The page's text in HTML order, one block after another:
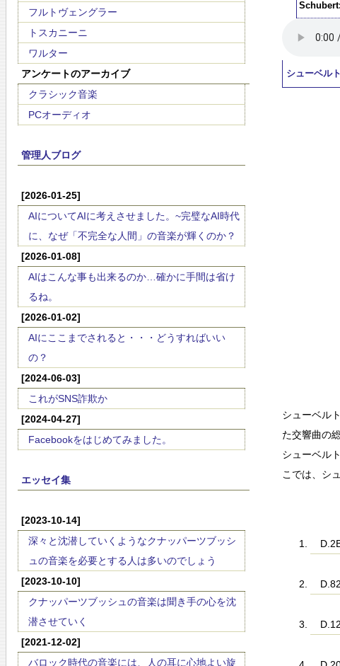
フルトヴェングラー
トスカニーニ
ワルター
アンケートのアーカイブ
クラシック音楽
PCオーディオ
管理人ブログ
[2026-01-25]
AIについてAIに考えさせました。~完璧なAI時代
に、なぜ「不完全な人間」の音楽が輝くのか？
[2026-01-08]
AIはこんな事も出来るのか…確かに手間は省け
るね。
[2026-01-02]
AIにここまでされると・・・どうすればいい
の？
[2024-06-03]
これがSNS詐欺か
[2024-04-27]
Facebookをはじめてみました。
エッセイ集
[2023-10-14]
深々と沈潜していくようなクナッパーツブッシ
ュの音楽を必要とする人は多いのでしょう
[2023-10-10]
クナッパーツブッシュの音楽は聞き手の心を沈
潜させていく
[2021-12-02]
バロック時代の音楽には、人の耳に心地よい旋
シューベル
シューベル
た交響曲の
シューベル
こでは、シ